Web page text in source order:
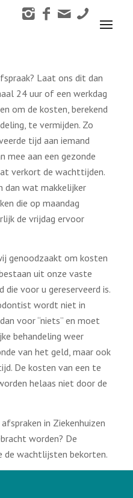
Laat ons dit dan
24 uur of een werkdag
om de kosten, berekend
te vermijden. Zo
tijd aan iemand
mee aan een gezonde
verkort de wachttijden.
dan wat makkelijker
die op maandag
de vrijdag ervoor
genoodzaakt om kosten
uit onze vaste
voor u gereserveerd is.
wordt niet in
voor “niets” en moet
behandeling weer
van het geld, maar ook
De kosten van een te
helaas niet door de
in Ziekenhuizen
worden? De
de wachtlijsten bekorten.